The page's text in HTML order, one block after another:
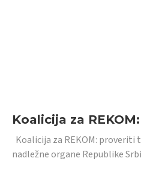
Koalicija za
Koalicija za REKOM: proveriti
nadležne organe Republike